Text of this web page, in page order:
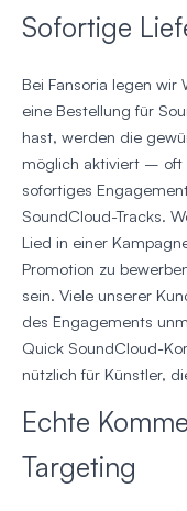
Sofortige
Bei Fansoria legen
eine Bestellung für
hast, werden die
möglich aktiviert – oft
sofortiges
SoundCloud-Tracks.
Lied in einer
Promotion zu
sein. Viele unserer
des Engagements
Quick SoundCloud-
nützlich für Künstler,
Echte
Targeting